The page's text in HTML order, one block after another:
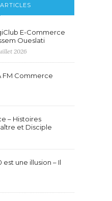
E-Commerce
Oueslati
2026
FM Commerce
– Histoires
et Disciple
une illusion – Il